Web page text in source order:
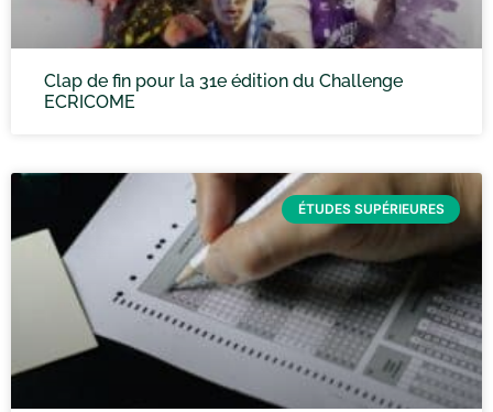
Clap de fin pour la 31e édition du Challenge
ECRICOME
ÉTUDES SUPÉRIEURES